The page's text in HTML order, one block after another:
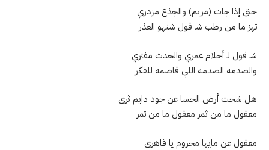
حتى إذا جات (مريم) والجذع مزدري
تهز ما من رطب شـ قول شنهو العذر
شـ قول لـ أحلام عمري والحدث مفتري
والصدمه الصدمه اللي قاصمه للفكر
هل شحت أرض الحسا عن جود دايم ثري
معقول ما من ثمر معقول ما من تمر
معقول عن مايها محروم يا قاهري